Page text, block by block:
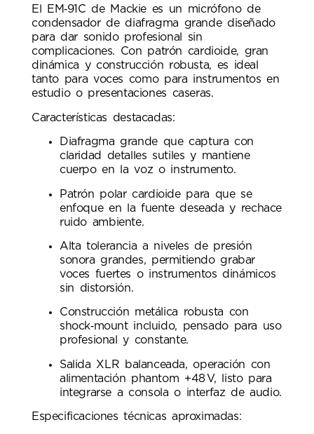
El EM‑91C de Mackie es un micrófono de
condensador de diafragma grande diseñado
para dar sonido profesional sin
complicaciones. Con patrón cardioide, gran
dinámica y construcción robusta, es ideal
tanto para voces como para instrumentos en
estudio o presentaciones caseras.
Características destacadas:
Diafragma grande que captura con
claridad detalles sutiles y mantiene
cuerpo en la voz o instrumento.
Patrón polar cardioide para que se
enfoque en la fuente deseada y rechace
ruido ambiente.
Alta tolerancia a niveles de presión
sonora grandes, permitiendo grabar
voces fuertes o instrumentos dinámicos
sin distorsión.
Construcción metálica robusta con
shock‑mount incluido, pensado para uso
profesional y constante.
Salida XLR balanceada, operación con
alimentación phantom +48 V, listo para
integrarse a consola o interfaz de audio.
Especificaciones técnicas aproximadas: